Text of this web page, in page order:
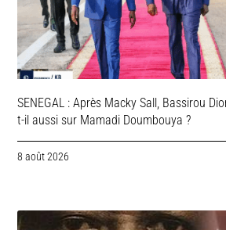
SENEGAL : Après Macky Sall, Bassirou
t-il aussi sur Mamadi Doumbouya ?
8 août 2026